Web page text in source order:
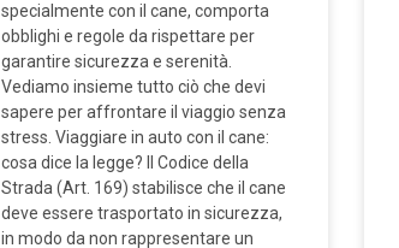
specialmente con il cane, comporta
obblighi e regole da rispettare per
garantire sicurezza e serenità.
Vediamo insieme tutto ciò che devi
sapere per affrontare il viaggio senza
stress. Viaggiare in auto con il cane:
cosa dice la legge? Il Codice della
Strada (Art. 169) stabilisce che il cane
deve essere trasportato in sicurezza,
in modo da non rappresentare un